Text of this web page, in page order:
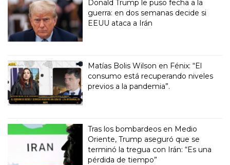
Donald Trump le puso fecha a la
guerra: en dos semanas decide si
EEUU ataca a Irán
Matías Bolis Wilson en Fénix: “El
consumo está recuperando niveles
previos a la pandemia”.
Tras los bombardeos en Medio
Oriente, Trump aseguró que se
terminó la tregua con Irán: “Es una
pérdida de tiempo”